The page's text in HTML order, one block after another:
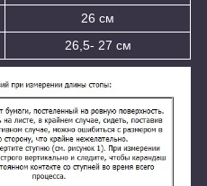
26 см
26,5- 27 см